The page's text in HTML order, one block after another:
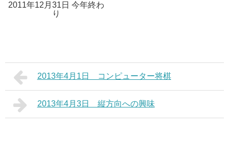
2011年12月31日 今年終わ
り
2013年4月1日 コンピューター将棋
2013年4月3日 縦方向への興味